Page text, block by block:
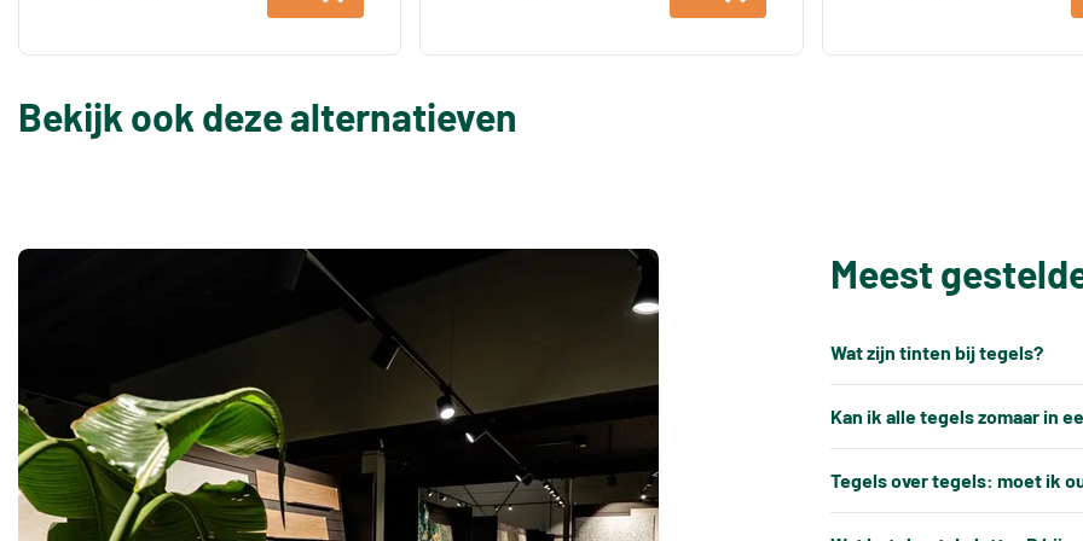
Bekijk ook deze alternatieven
Meest
Wat zijn tinten bij tegels?
gebakken, ontstaat er altijd
Kan ik alle tegels zomaar in
Tegels hebben altijd kleine,
Tegels over tegels: moet ik